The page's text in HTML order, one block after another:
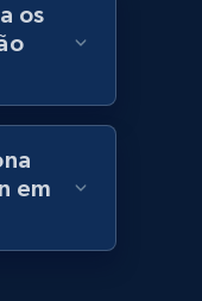
agora
by
Final
os
em